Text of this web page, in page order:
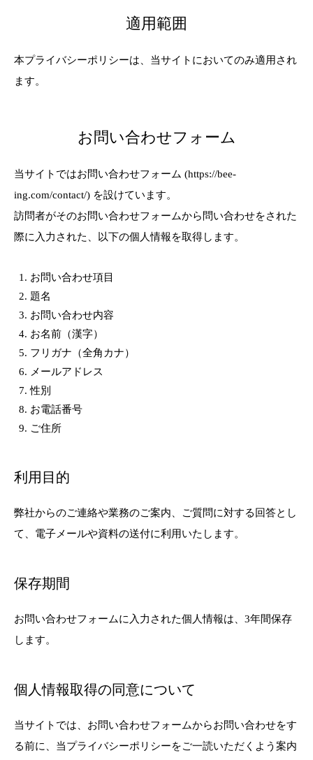
適用範囲
本プライバシーポリシーは、当サイトにおいてのみ適用され
ます。
お問い合わせフォーム
当サイトではお問い合わせフォーム (https://bee-
ing.com/contact/) を設けています。
訪問者がそのお問い合わせフォームから問い合わせをされた
際に入力された、以下の個人情報を取得します。
お問い合わせ項目
題名
お問い合わせ内容
お名前（漢字）
フリガナ（全角カナ）
メールアドレス
性別
お電話番号
ご住所
利用目的
弊社からのご連絡や業務のご案内、ご質問に対する回答とし
て、電子メールや資料の送付に利用いたします。
保存期間
お問い合わせフォームに入力された個人情報は、3年間保存
します。
個人情報取得の同意について
当サイトでは、お問い合わせフォームからお問い合わせをす
る前に、当プライバシーポリシーをご一読いただくよう案内